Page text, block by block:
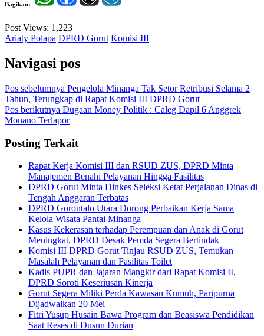
Bagikan:
Post Views: 1,223
Ariaty Polapa DPRD Gorut Komisi III
Navigasi pos
Pos sebelumnya Pengelola Minanga Tak Setor Retribusi Selama 2
Tahun, Terungkap di Rapat Komisi III DPRD Gorut
Pos berikutnya Dugaan Money Politik : Caleg Dapil 6 Anggrek
Monano Terlapor
Posting Terkait
Rapat Kerja Komisi III dan RSUD ZUS, DPRD Minta
Manajemen Benahi Pelayanan Hingga Fasilitas
DPRD Gorut Minta Dinkes Seleksi Ketat Perjalanan Dinas di
Tengah Anggaran Terbatas
DPRD Gorontalo Utara Dorong Perbaikan Kerja Sama
Kelola Wisata Pantai Minanga
Kasus Kekerasan terhadap Perempuan dan Anak di Gorut
Meningkat, DPRD Desak Pemda Segera Bertindak
Komisi III DPRD Gorut Tinjau RSUD ZUS, Temukan
Masalah Pelayanan dan Fasilitas Toilet
Kadis PUPR dan Jajaran Mangkir dari Rapat Komisi II,
DPRD Soroti Keseriusan Kinerja
Gorut Segera Miliki Perda Kawasan Kumuh, Paripurna
Dijadwalkan 20 Mei
Fitri Yusup Husain Bawa Program dan Beasiswa Pendidikan
Saat Reses di Dusun Durian